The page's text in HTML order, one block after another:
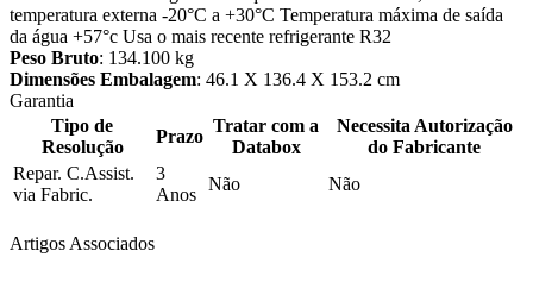
temperatura externa -20°C a +30°C Temperatura máxima de saída
da água +57°c Usa o mais recente refrigerante R32
Peso Bruto: 134.100 kg
Dimensões Embalagem: 46.1 X 136.4 X 153.2 cm
Garantia
Tipo de
Resolução
Prazo
Tratar com a
Databox
Necessita Autorização
do Fabricante
Repar. C.Assist.
via Fabric.
3
Anos
Não Não
Artigos Associados